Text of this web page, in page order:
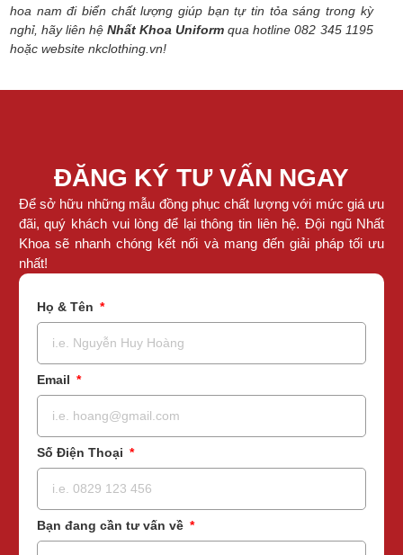
hoa nam đi biển chất lượng giúp bạn tự tin tỏa sáng trong kỳ
nghỉ, hãy liên hệNhất Khoa Uniform qua hotline 082 345 1195
hoặc website nkclothing.vn!
ĐĂNG KÝ TƯ VẤN NGAY
Để sở hữu những mẫu đồng phục chất lượng với mức giá ưu
đãi, quý khách vui lòng để lại thông tin liên hệ. Đội ngũ Nhất
Khoa sẽ nhanh chóng kết nối và mang đến giải pháp tối ưu
nhất!
Họ & Tên
Email
Số Điện Thoại
Bạn đang cần tư vấn về